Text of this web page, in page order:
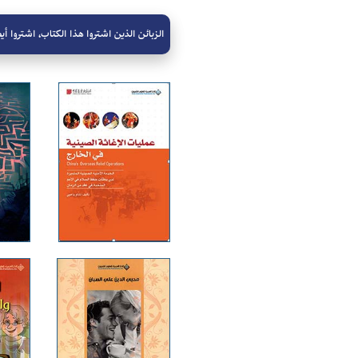
الزبائن الذين اشتروا هذا الكتاب، اشتروا